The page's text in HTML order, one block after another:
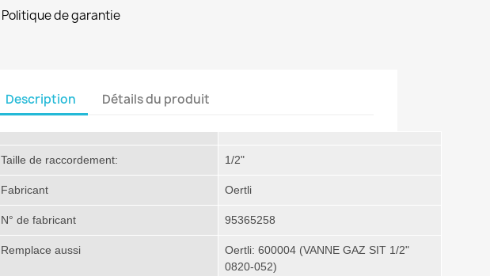
Politique de garantie
Description Détails du produit
Taille de raccordement: 1/2"
Fabricant Oertli
N° de fabricant 95365258
Remplace aussi Oertli: 600004 (VANNE GAZ SIT 1/2"
0820-052)